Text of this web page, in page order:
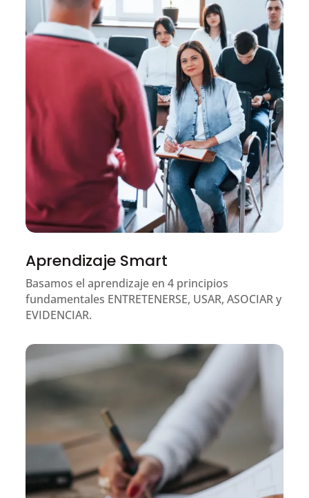
Aprendizaje Smart
Basamos el aprendizaje en 4 principios
fundamentales ENTRETENERSE, USAR, ASOCIAR y
EVIDENCIAR.